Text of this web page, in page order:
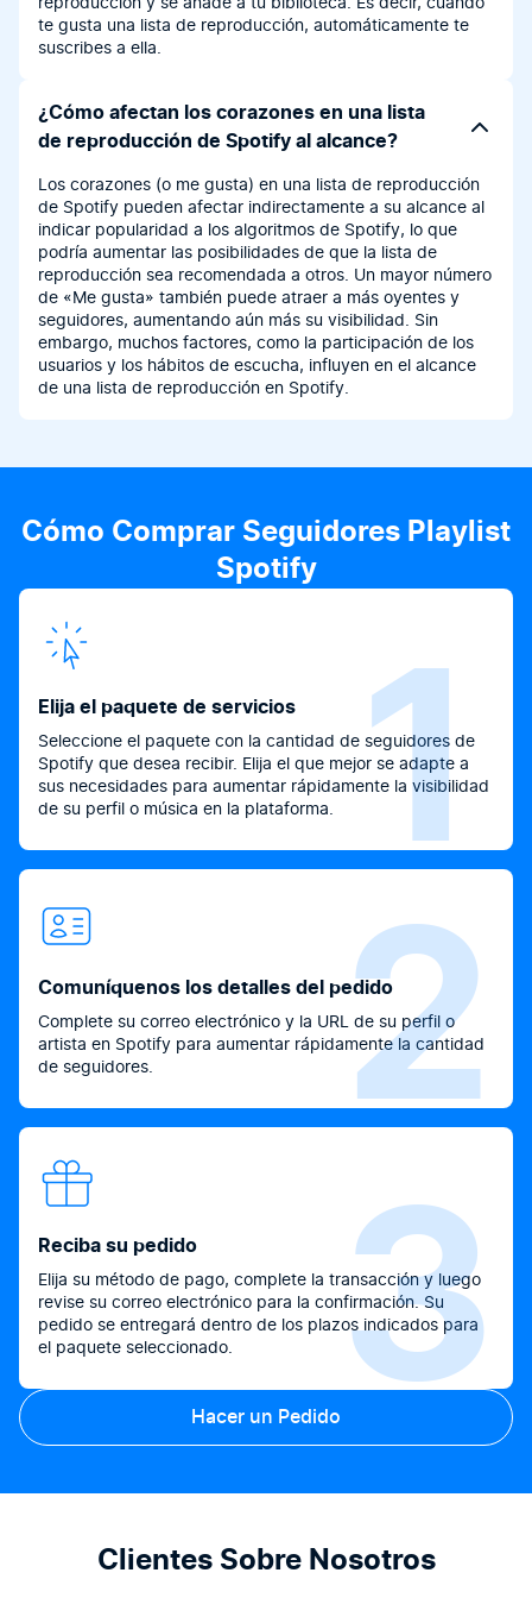
reproducción y se añade a tu biblioteca. Es decir, cuando
te gusta una lista de reproducción, automáticamente te
suscribes a ella.
¿Cómo afectan los corazones en una lista
de reproducción de Spotify al alcance?
Los corazones (o me gusta) en una lista de reproducción
de Spotify pueden afectar indirectamente a su alcance al
indicar popularidad a los algoritmos de Spotify, lo que
podría aumentar las posibilidades de que la lista de
reproducción sea recomendada a otros. Un mayor número
de «Me gusta» también puede atraer a más oyentes y
seguidores, aumentando aún más su visibilidad. Sin
embargo, muchos factores, como la participación de los
usuarios y los hábitos de escucha, influyen en el alcance
de una lista de reproducción en Spotify.
Cómo Comprar Seguidores Playlist
Spotify
1
Elija el paquete de servicios
Seleccione el paquete con la cantidad de seguidores de
Spotify que desea recibir. Elija el que mejor se adapte a
sus necesidades para aumentar rápidamente la visibilidad
de su perfil o música en la plataforma.
2
Comuníquenos los detalles del pedido
Complete su correo electrónico y la URL de su perfil o
artista en Spotify para aumentar rápidamente la cantidad
de seguidores.
3
Reciba su pedido
Elija su método de pago, complete la transacción y luego
revise su correo electrónico para la confirmación. Su
pedido se entregará dentro de los plazos indicados para
el paquete seleccionado.
Hacer un Pedido
Clientes Sobre Nosotros